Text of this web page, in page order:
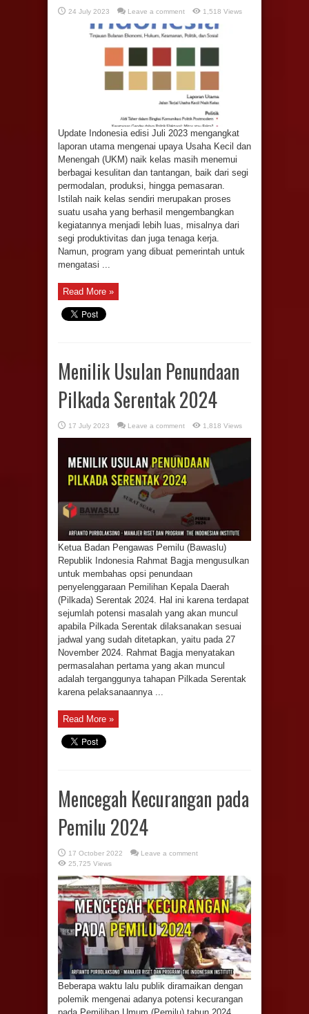
24 July 2023 Leave a comment 1,518 Views
Update Indonesia edisi Juli 2023 mengangkat
laporan utama mengenai upaya Usaha Kecil dan
Menengah (UKM) naik kelas masih menemui
berbagai kesulitan dan tantangan, baik dari segi
permodalan, produksi, hingga pemasaran.
Istilah naik kelas sendiri merupakan proses
suatu usaha yang berhasil mengembangkan
kegiatannya menjadi lebih luas, misalnya dari
segi produktivitas dan juga tenaga kerja.
Namun, program yang dibuat pemerintah untuk
mengatasi ...
Read More »
Menilik Usulan Penundaan
Pilkada Serentak 2024
17 July 2023 Leave a comment 1,818 Views
Ketua Badan Pengawas Pemilu (Bawaslu)
Republik Indonesia Rahmat Bagja mengusulkan
untuk membahas opsi penundaan
penyelenggaraan Pemilihan Kepala Daerah
(Pilkada) Serentak 2024. Hal ini karena terdapat
sejumlah potensi masalah yang akan muncul
apabila Pilkada Serentak dilaksanakan sesuai
jadwal yang sudah ditetapkan, yaitu pada 27
November 2024. Rahmat Bagja menyatakan
permasalahan pertama yang akan muncul
adalah terganggunya tahapan Pilkada Serentak
karena pelaksanaannya ...
Read More »
Mencegah Kecurangan pada
Pemilu 2024
17 October 2022
Leave a comment
25,725 Views
Beberapa waktu lalu publik diramaikan dengan
polemik mengenai adanya potensi kecurangan